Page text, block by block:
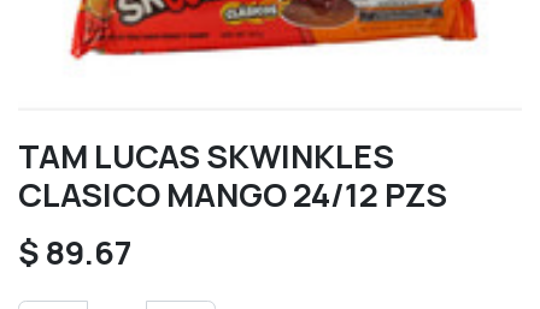
TAM LUCAS SKWINKLES
CLASICO MANGO 24/12 PZS
$89.67